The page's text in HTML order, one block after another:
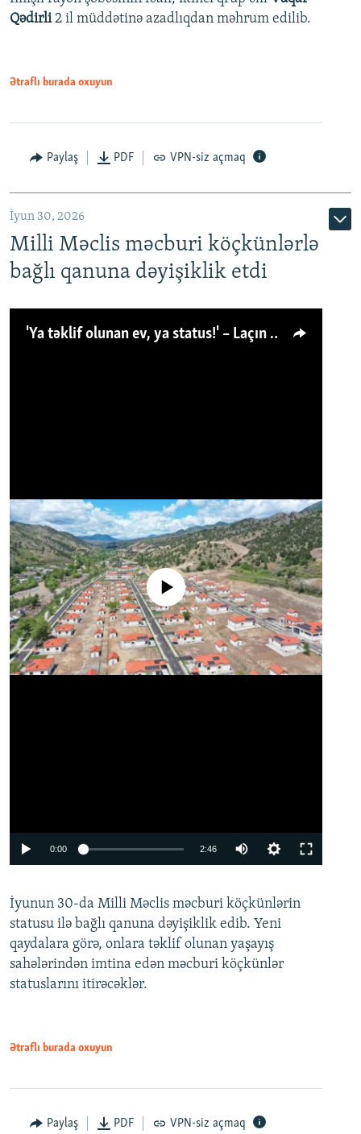
Qədirli2 il müddətinə azadlıqdan məhrum edilib.
Ətraflı burada oxuyun
Paylaş PDF VPN-siz açmaq
İyun 30, 2026
Milli Məclis məcburi köçkünlərlə
bağlı qanuna dəyişiklik etdi
'Ya təklif olunan ev, ya status!' – Laçın köçkünü: 'Laçından başqa heç hara!'
Auto 240p 360p 480p
No media source currently available
0:00 2:46
360p
480p
720p
İyunun 30-da Milli Məclis məcburi köçkünlərin
statusu ilə bağlı qanuna dəyişiklik edib. Yeni
qaydalara görə, onlara təklif olunan yaşayış
sahələrindən imtina edən məcburi köçkünlər
statuslarını itirəcəklər.
Ətraflı burada oxuyun
Paylaş PDF VPN-siz açmaq